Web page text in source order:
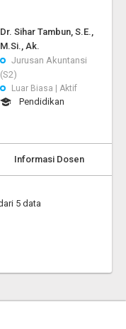
Dr. Sihar Tambun, S.E.,
M.Si., Ak.
Jurusan Akuntansi
(S2)
Luar Biasa | Aktif
Pendidikan
Informasi Dosen
5 data